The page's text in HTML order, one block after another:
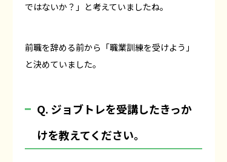
ではないか？」と考えていましたね。
前職を辞める前から「職業訓練を受けよう」
と決めていました。
Q. ジョブトレを受講したきっか
けを教えてください。